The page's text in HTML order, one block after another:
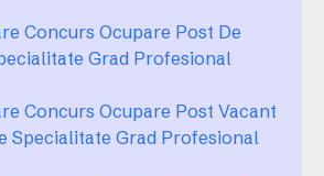
Concurs Ocupare Post De
Grad Profesional
Concurs Ocupare Post Vacant
Specialitate Grad Profesional